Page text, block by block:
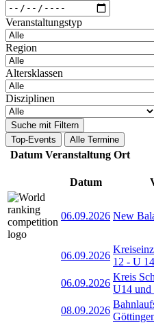
Veranstaltungstyp
Region
Altersklassen
Disziplinen
Suche mit Filtern
Top-Events
Alle Termine
Datum Veranstaltung Ort
Datum
06.09.2026 New
06.09.2026
12 - U 14
06.09.2026
Kreis
U14 und
08.09.2026